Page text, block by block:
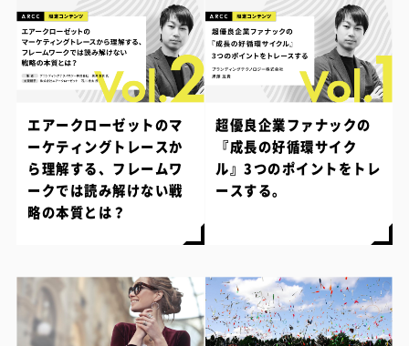
エアークローゼットのマ
ーケティングトレースか
ら理解する、フレームワ
ークでは読み解けない戦
略の本質とは？
超優良企業ファナックの
『成長の好循環サイク
ル』3つのポイントをトレ
ースする。